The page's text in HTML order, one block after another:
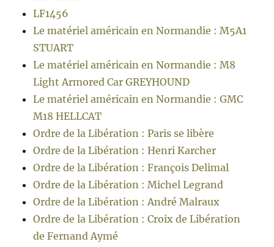
LF1456
Le matériel américain en Normandie : M5A1
STUART
Le matériel américain en Normandie : M8
Light Armored Car GREYHOUND
Le matériel américain en Normandie : GMC
M18 HELLCAT
Ordre de la Libération : Paris se libère
Ordre de la Libération : Henri Karcher
Ordre de la Libération : François Delimal
Ordre de la Libération : Michel Legrand
Ordre de la Libération : André Malraux
Ordre de la Libération : Croix de Libération
de Fernand Aymé